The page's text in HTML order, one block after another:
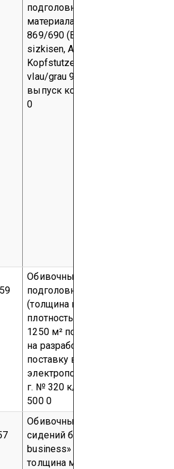
подголовников из обивочного
материала China сине-серого
869/690 (Bezuge fur
sizkisen, Armlehnen und
Kopfstutzen aus Bezugsstoff
vlau/grau 969/690)
выпуск код ТН ВЭД 5801 00
0
Обивочный материал для
подголовников Pillow Fabric
(толщина материала 2,68 мм и
плотностью 255,5 г/м²)
1250 м² по Договору подряда
на разработку, изготовление и
поставку высокоскоростных
электропоездов от 18 мая 2006
г. № 320 к/т
500 0
Обивочный материал для
сидений бизнес-класса «Lether
business» (кожаная ткань:
толщина материала 1,2 ±0,2 мм